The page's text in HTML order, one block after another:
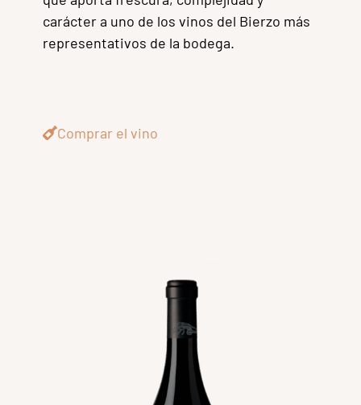
carácter a uno de los vinos del Bierzo más
representativos de la bodega.
Comprar el vino